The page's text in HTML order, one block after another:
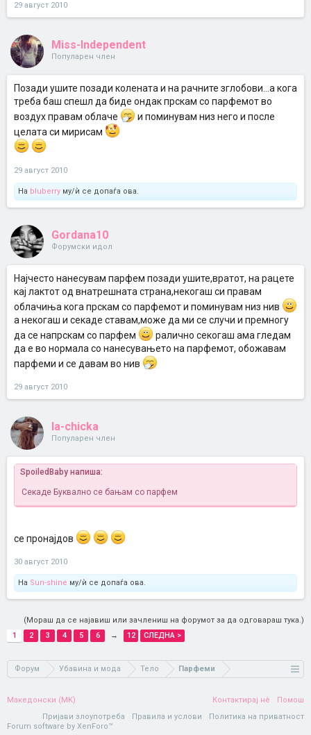
29 август 2010
Miss-Independent
Популарен член
Позади ушите позади колената и на рачните зглобови...а кога
треба баш спешл да биде ондак прскам со парфемот во
воздух правам облаче
и поминувам низ него и после
целата си мирисам
29 август 2010
На bluberry му/ѝ се допаѓа ова.
Gordana10
Форумски идол
Најчесто нанесувам парфем позади ушите,вратот, на рацете
кај лактот од внатрешната страна,некогаш си правам
облачиња кога прскам со парфемот и поминувам низ нив
а некогаш и секаде ставам,може да ми се случи и премногу
да се напрскам со парфем
ралично секогаш ама гледам
да е во нормала со нанесувањето на парфемот, обожавам
парфеми и се давам во нив
29 август 2010
la-chicka
Популарен член
SpoiledBaby напиша:
Секаде Буквално се бањам со парфем
се пронајдов
30 август 2010
На Sun-shine му/ѝ се допаѓа ова.
(Мораш да се најавиш или зачлениш на форумот за да одговараш тука.)
1
2 3 4 5 6 → 12 СЛЕДНА >
Форум Убавина и мода Тело Парфеми
Македонски (MK) Контактирај нè
Помош
Пријави злоупотреба
Правила и услови
Политика на приватност
Forum software by XenForo™